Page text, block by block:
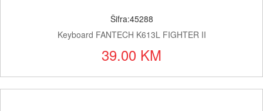
Šifra:45288
Keyboard FANTECH K613L FIGHTER II
39.00 KM